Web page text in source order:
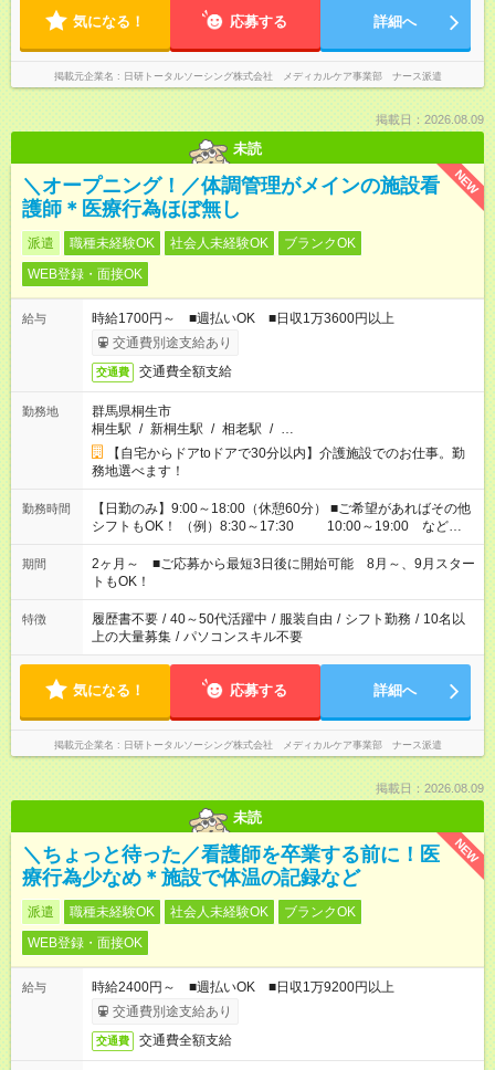
気になる！ 応募する 詳細へ
掲載元企業名 日研トータルソーシング株式会社 メディカルケア事業部 ナース派遣
掲載日：2026.08.09
未読
NEW
＼オープニング！／体調管理がメインの施設看
護師＊医療行為ほぼ無し
派遣 職種未経験OK 社会人未経験OK
ブランクOK
WEB登録・面接OK
給与
時給1700円～ ■週払いOK ■日収1万3600円以上
交通費別途支給あり
交通費 交通費全額支給
勤務地
群馬県桐生市
桐生駅 / 新桐生駅 / 相老駅 / …
【自宅からドアtoドアで30分以内】介護施設でのお仕事。勤
務地選べます！
勤務時間
【日勤のみ】9:00～18:00（休憩60分） ■ご希望があればその他
シフトもOK！ （例）8:30～17:30 10:00～19:00 など
「家族とお休みを合わせたい」 「できれば残業はしたくない」
など、あなたのご希望に沿ったお仕事をご紹介します！ ※Wワ
ーク希望の方へ 今ご覧のお仕事で希望する勤務時間と、もう1つ
のお仕事の勤務時間。 合計で週40時間を超える場合は応募でき
ません
期間
2ヶ月～ ■ご応募から最短3日後に開始可能 8月～、9月スター
トもOK！
特徴 履歴書不要 / 40～50代活躍中 / 服装自由 / シフト勤務 / 10名以
上の大量募集 / パソコンスキル不要
気になる！ 応募する 詳細へ
掲載元企業名 日研トータルソーシング株式会社 メディカルケア事業部 ナース派遣
掲載日：2026.08.09
未読
NEW
＼ちょっと待った／看護師を卒業する前に！医
療行為少なめ＊施設で体温の記録など
派遣 職種未経験OK 社会人未経験OK
ブランクOK
WEB登録・面接OK
給与
時給2400円～ ■週払いOK ■日収1万9200円以上
交通費別途支給あり
交通費 交通費全額支給